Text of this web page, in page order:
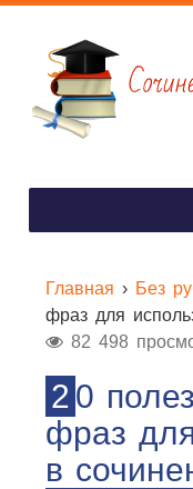
Главная › Без
фраз для
82 498
20 полезных слов и
фраз
в